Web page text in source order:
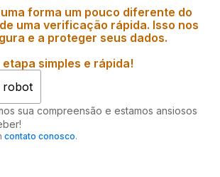
forma um pouco diferente do
uma verificação rápida. Isso nos
e a proteger seus dados.
simples e rápida!
robot
sua compreensão e estamos ansiosos
contato conosco.